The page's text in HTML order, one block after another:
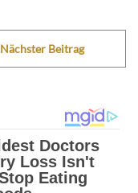
Nächster Beitrag